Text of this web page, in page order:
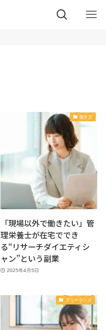
働き方
「現場以外で働きたい」管
理栄養士が在宅ででき
る“リサーチダイエティシ
ャン”という副業
2025年4月5日
フリーランス